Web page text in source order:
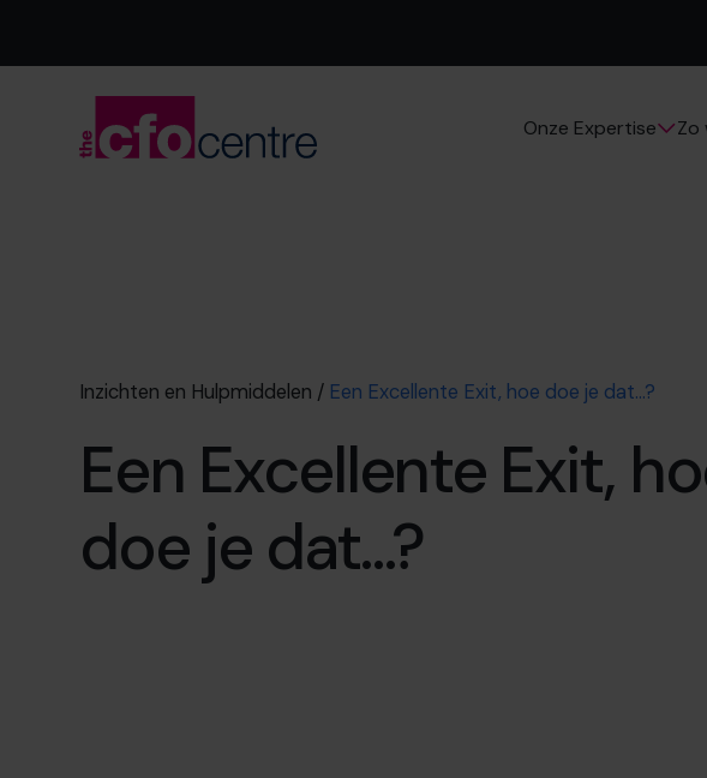
Onze Expertise Zo
Inzichten en Hulpmiddelen / Een Excellente Exit, hoe doe je dat…?
Een Excellente Exit,
doe je dat…?